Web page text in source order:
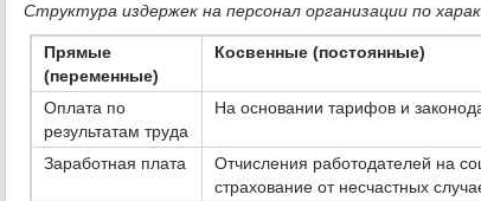
Структура издержек на персонал организации по
Прямые
(переменные)
Косвенные (постоянные)
Оплата по
результатам труда
На основании тарифов и
Заработная плата
Отчисления работодателей на
страхование от несчастных